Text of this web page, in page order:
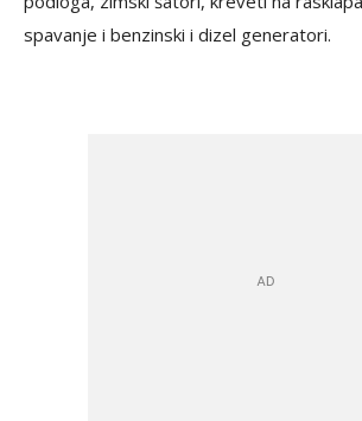
spavanje i benzinski i dizel generatori.